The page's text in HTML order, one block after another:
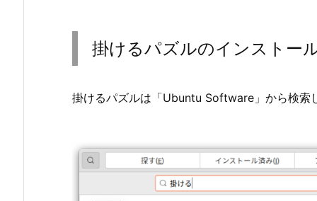
掛けるパズルのインストー
掛けるパズルは「Ubuntu Software」から検索